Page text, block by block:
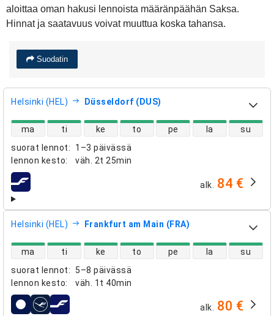
aloittaa oman hakusi lennoista määränpäähän Saksa.
Hinnat ja saatavuus voivat muuttua koska tahansa.
Suodatin
Helsinki (HEL) Düsseldorf (DUS)
suorat lennot:
1–3 päivässä
lennon kesto: väh. 2t 25min
suorien lentojen saatavuus
ma ti ke to pe la su
lentoyhtiöt alk. 84 €
Helsinki (HEL) Frankfurt am Main (FRA)
suorat lennot:
5–8 päivässä
lennon kesto: väh. 1t 40min
suorien lentojen saatavuus
ma ti ke to pe la su
lentoyhtiöt alk. 80 €